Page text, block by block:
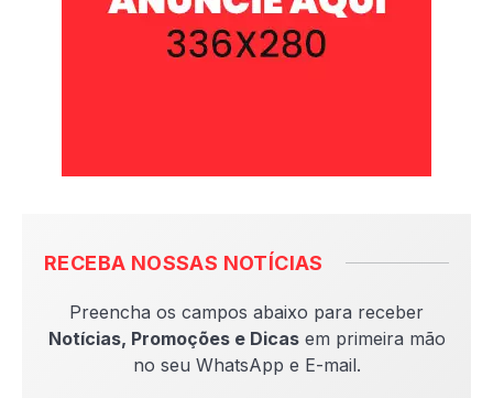
RECEBA NOSSAS NOTÍCIAS
Preencha os campos abaixo para receber
Notícias, Promoções e Dicasem primeira mão
no seu WhatsApp e E-mail.